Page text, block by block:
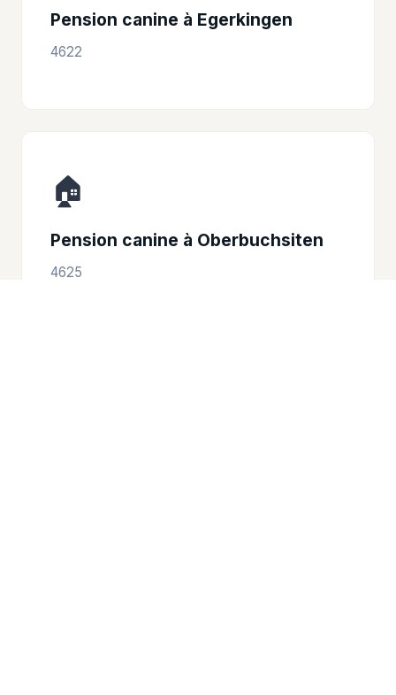
Pension canine à Egerkingen
4622
🏠
Pension canine à Oberbuchsiten
4625